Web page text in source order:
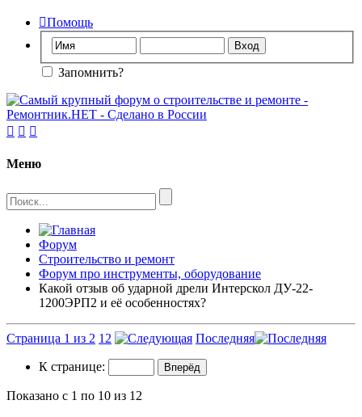
Помощь
Запомнить?
  
Меню
Форум
Строительство и ремонт
Форум про инструменты, оборудование
Какой отзыв об ударной дрели Интерскол ДУ-22-
1200ЭРП2 и её особенностях?
Страница 1 из 2 1 2 Последняя
К странице:
Показано с 1 по 10 из 12